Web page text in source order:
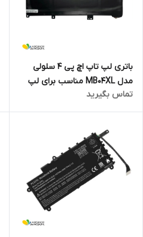
باتری لپ تاپ اچ پی 4 سلولی
مدل MB04XL مناسب برای لپ
تاپ ENVY X360 15-AQ005NA
تماس بگیرید